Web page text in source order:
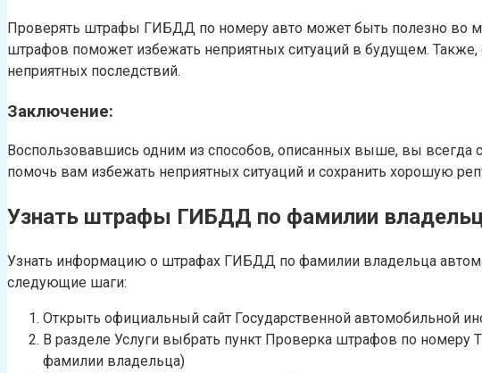
Проверять штрафы ГИБДД по номеру авто может быть полезно во
штрафов поможет избежать неприятных ситуаций в будущем.
неприятных последствий.
Заключение:
Воспользовавшись одним из способов, описанных выше, вы
помочь вам избежать неприятных ситуаций и сохранить хорошую
Узнать штрафы ГИБДД по фамилии
Узнать информацию о штрафах ГИБДД по фамилии владельца
следующие шаги:
Открыть официальный сайт Государственной автомобильной
В разделе Услуги выбрать пункт Проверка штрафов по
фамилии владельца)